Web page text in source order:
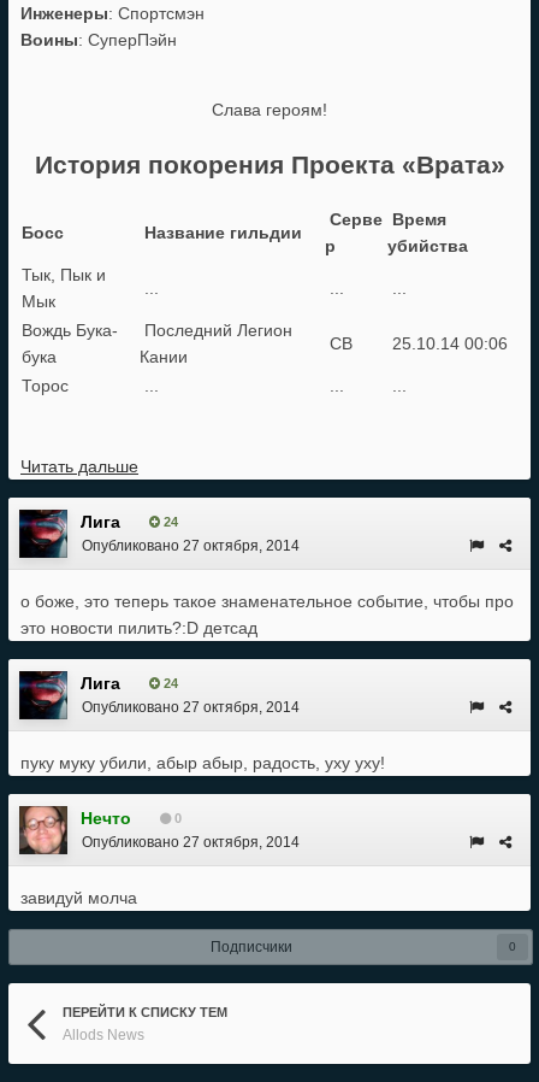
Инженеры: Спортсмэн
Воины: СуперПэйн
Слава героям!
История покорения Проекта «Врата»
Босс Название гильдии
Серве
р
Время
убийства
Тык, Пык и
Мык
Вождь Бука-
бука
Последний Легион
Кании
СВ 25.10.14 00:06
Торос
Читать дальше
Лига 24
Опубликовано 27 октября, 2014
о боже, это теперь такое знаменательное событие, чтобы про
это новости пилить?:D детсад
Лига 24
Опубликовано 27 октября, 2014
пуку муку убили, абыр абыр, радость, уху уху!
Нечто 0
Опубликовано 27 октября, 2014
завидуй молча
Подписчики 0
ПЕРЕЙТИ К СПИСКУ ТЕМ
Allods News